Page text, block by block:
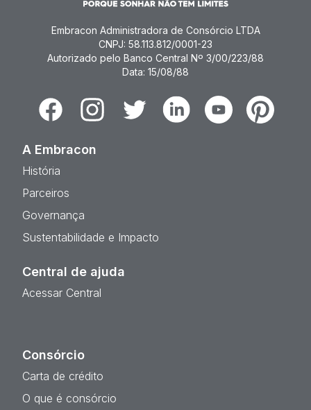
Embracon Administradora de Consórcio LTDA
CNPJ: 58.113.812/0001-23
Autorizado pelo Banco Central Nº 3/00/223/88
Data: 15/08/88
FacebookInstagramTwitter LinkedinYoutubePinterest
A Embracon
História
Parceiros
Governança
Sustentabilidade e Impacto
Central de ajuda
Acessar Central
Consórcio
Carta de crédito
O que é consórcio